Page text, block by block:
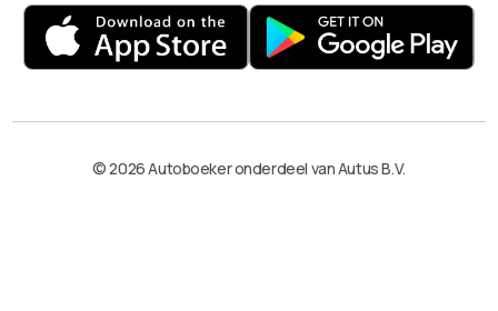
© 2026 Autoboeker onderdeel van Autus B.V.